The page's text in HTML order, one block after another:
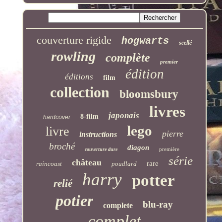
couverture rigide hogwarts scellé
rowling complète premier
éditions film édition
collection bloomsbury
hardcover 8-film japonais livres
livre instructions lego pierre
broché couverture dure diagon première
raincoast château poudlard rare série
relié harry potter
potier
complete blu-ray